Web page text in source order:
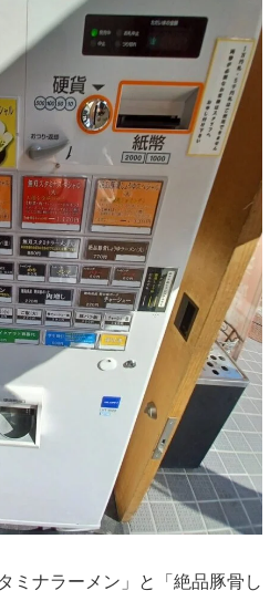
ミナラーメン」と「絶品豚骨し